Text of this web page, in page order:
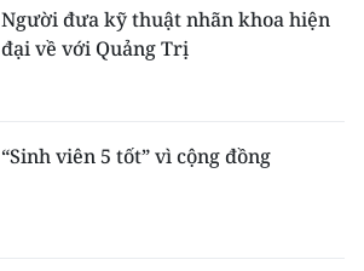
Người đưa kỹ thuật nhãn khoa hiện
đại về với Quảng Trị
“Sinh viên 5 tốt” vì cộng đồng